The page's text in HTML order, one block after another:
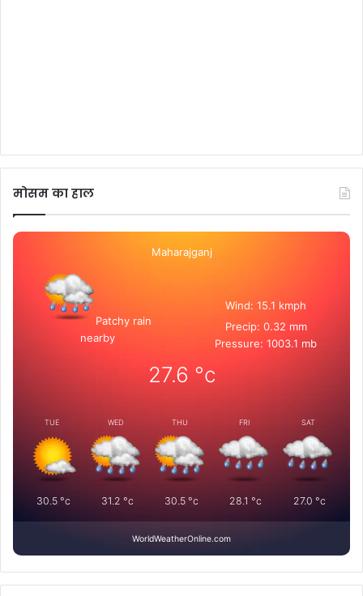
मोसम का हाल
Maharajganj
Patchy rain
nearby
Wind: 15.1 kmph
Precip: 0.32 mm
Pressure: 1003.1 mb
27.6 °c
TUE
30.5°c
WED
31.2 °c
THU
30.5°c
FRI
28.1 °c
SAT
27.0 °c
WorldWeatherOnline.com